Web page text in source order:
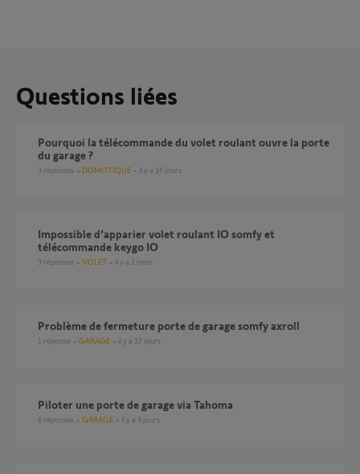
Questions liées
pourquoi la télécommande du volet roulant ouvre la porte
du garage ?
3 réponses DOMOTIQUE il y a 16 jours
Impossible d'apparier volet roulant IO somfy et
télécommande keygo IO
9 réponses VOLET il y a 2 mois
Problème de fermeture porte de garage somfy axroll
1 réponse GARAGE il y a 17 jours
Piloter une porte de garage via Tahoma
6 réponses GARAGE il y a 9 jours